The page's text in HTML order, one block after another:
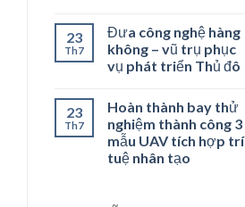
23
Th7
Đưa công nghệ hàng
không – vũ trụ phục
vụ phát triển Thủ đô
23
Th7
Hoàn thành bay thử
nghiệm thành công 3
mẫu UAV tích hợp trí
tuệ nhân tạo